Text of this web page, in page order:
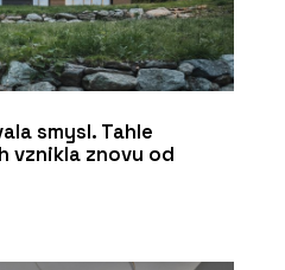
smysl. Tahle
vznikla znovu od